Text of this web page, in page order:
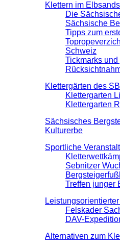
Klettern im
Die
Sächsische
Tipps zum
Schweiz
Tickmarks
Klettergärten des
Klettergarten
Klettergarten
Sächsisches
Kulturerbe
Sportliche
Sebnitzer
Treffen junger
Felskader
DAV-
Alternativen zum